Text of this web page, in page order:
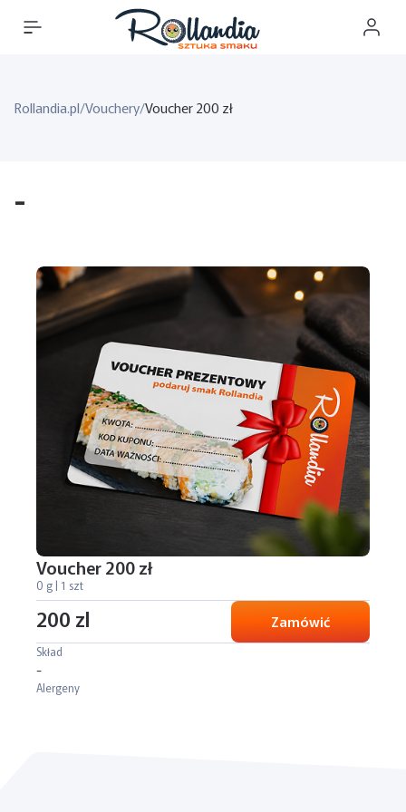
Rollandia.pl/Vouchery/Voucher 200 zł
-
Voucher 200 zł
0 g | 1 szt
200 zl Zamówić
Skład
-
Alergeny